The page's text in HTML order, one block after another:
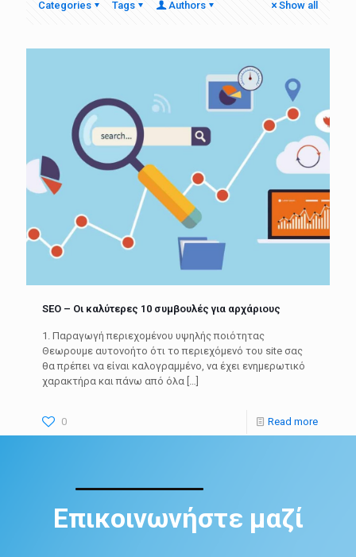
Categories Tags Authors Show all
SEO – Οι καλύτερες 10 συμβουλές για αρχάριους
1. Παραγωγή περιεχομένου υψηλής ποιότητας
Θεωρουμε αυτονοήτο ότι το περιεχόμενό του site σας
θα πρέπει να είναι καλογραμμένο, να έχει ενημερωτικό
χαρακτήρα και πάνω από όλα […]
0 Read more
Επικοινωνήστε μαζί